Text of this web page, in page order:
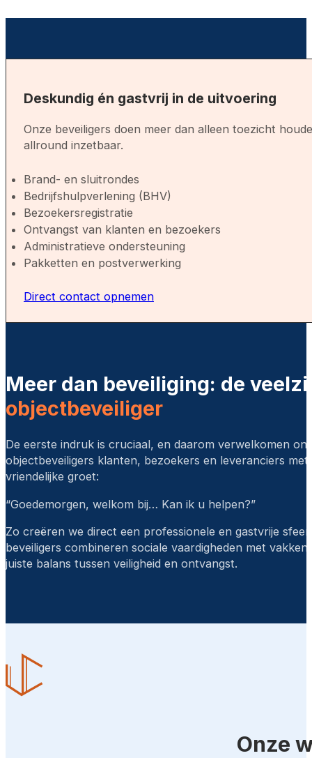
Deskundig én gastvrij in de uitvoering
Onze beveiligers doen meer dan alleen toezicht
allround inzetbaar.
Brand- en sluitrondes
Bedrijfshulpverlening (BHV)
Bezoekersregistratie
Ontvangst van klanten en bezoekers
Administratieve ondersteuning
Pakketten en postverwerking
Direct contact opnemen
Meer dan beveiliging: de
objectbeveiliger
De eerste indruk is cruciaal, en daarom verwelkomen
objectbeveiligers klanten, bezoekers en leveranciers met
vriendelijke groet:
“Goedemorgen, welkom bij… Kan ik u helpen?”
Zo creëren we direct een professionele en gastvrije
beveiligers combineren sociale vaardigheden met
juiste balans tussen veiligheid en ontvangst.
Onze